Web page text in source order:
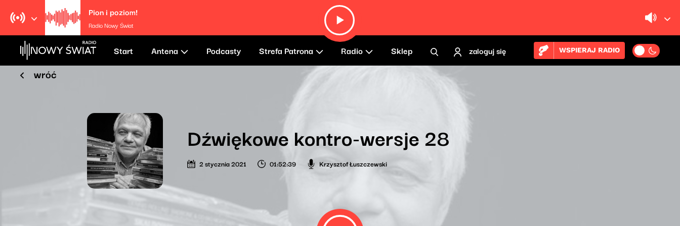
Pion i poziom!
Radio Nowy Świat
Start Antena Podcasty Strefa Patrona Radio Sklep zaloguj się WSPIERAJ RADIO
wróć
Dźwiękowe kontro-wersje 28
2 stycznia 2021 01:52:39 Krzysztof Łuszczewski